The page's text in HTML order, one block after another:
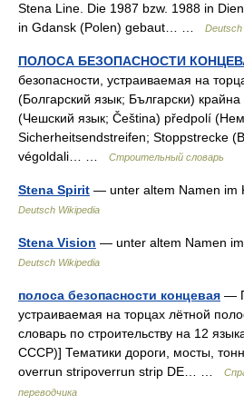
Stena Line. Die 1987 bzw. 1988 in
in Gdansk (Polen) gebaut… …
Deutsch
ПОЛОСА БЕЗОПАСНОСТИ
безопасности, устраиваемая на
(Болгарский язык; Български)
(Чешский язык; Čeština) předpolí
Sicherheitsendstreifen; Stoppstrecke
végoldali… …
Строительный словарь
Stena Spirit — unter altem Namen im
Deutsch Wikipedia
Stena Vision — unter altem Namen
Deutsch Wikipedia
полоса безопасности концевая —
устраиваемая на торцах лётной
словарь по строительству на 12
СССР)] Тематики дороги, мосты,
overrun stripoverrun strip DE… …
переводчика